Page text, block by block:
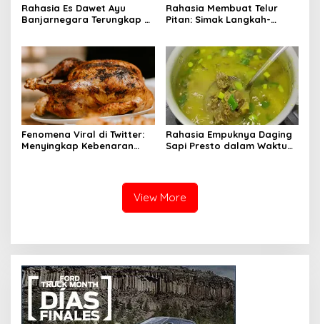
Rahasia Es Dawet Ayu
Banjarnegara Terungkap di
Rahasia Membuat Telur
Pitan: Simak Langkah-
Fenomena Viral di Twitter:
Menyingkap Kebenaran
Rahasia Empuknya Daging
Sapi Presto dalam Waktu
View More